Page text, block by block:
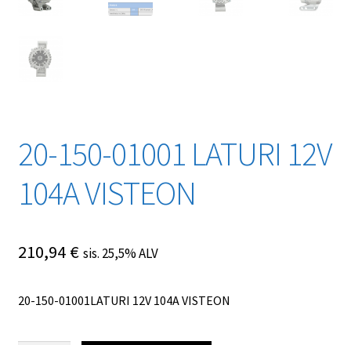
20-150-01001 LATURI 12V
104A VISTEON
210,94 € sis. 25,5% ALV
20-150-01001LATURI 12V 104A VISTEON